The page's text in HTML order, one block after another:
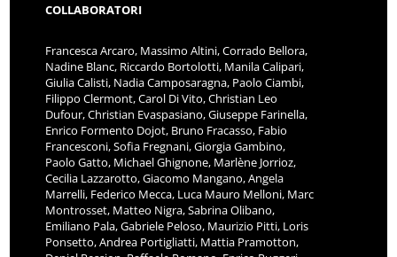
COLLABORATORI
Francesca Arcaro, Massimo Altini, Corrado Bellora,
Nadine Blanc, Riccardo Bortolotti, Manila Calipari,
Giulia Calisti, Nadia Camposaragna, Paolo Ciambi,
Filippo Clermont, Carol Di Vito, Christian Leo
Dufour, Christian Evaspasiano, Giuseppe Farinella,
Enrico Formento Dojot, Bruno Fracasso, Fabio
Francesconi, Sofia Fregnani, Giorgia Gambino,
Paolo Gatto, Michael Ghignone, Marlène Jorrioz,
Cecilia Lazzarotto, Giacomo Mangano, Angela
Marrelli, Federico Mecca, Luca Mauro Melloni, Marc
Montrosset, Matteo Nigra, Sabrina Olibano,
Emiliano Pala, Gabriele Peloso, Maurizio Pitti, Loris
Ponsetto, Andrea Portigliatti, Mattia Pramotton,